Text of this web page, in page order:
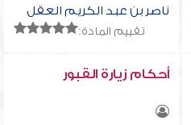
ناصر بن عبد الكريم العقل
تقييم المادة:
أحكام زيارة القبور